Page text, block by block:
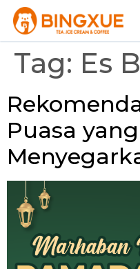
Tag: Es
Puasa